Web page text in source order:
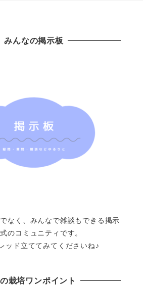
みんなの掲示板
なく、みんなで雑談もできる掲示
のコミュニティです。
ッド立ててみてくださいね♪
栽培ワンポイント